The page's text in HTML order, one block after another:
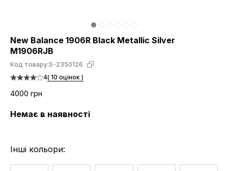
New Balance 1906R Black Metallic Silver
M1906RJB
Код товару:S-2350126
4( 10 оцінок )
4000 грн
Немає в наявності
Інші кольори: